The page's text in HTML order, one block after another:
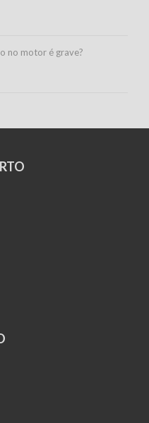
no motor é grave?